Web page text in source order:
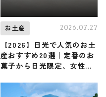
お土産 2026.07.27
【2026】日光で人気のお土
産おすすめ20選｜定番のお
菓子から日光限定、女性向